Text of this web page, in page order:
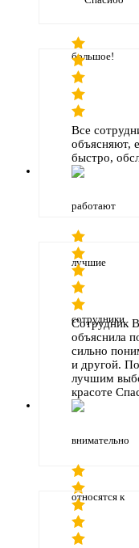
Все
объясняют,
быстро,
Сотрудник
объяснила
сильно
и другой.
лучшим
красоте